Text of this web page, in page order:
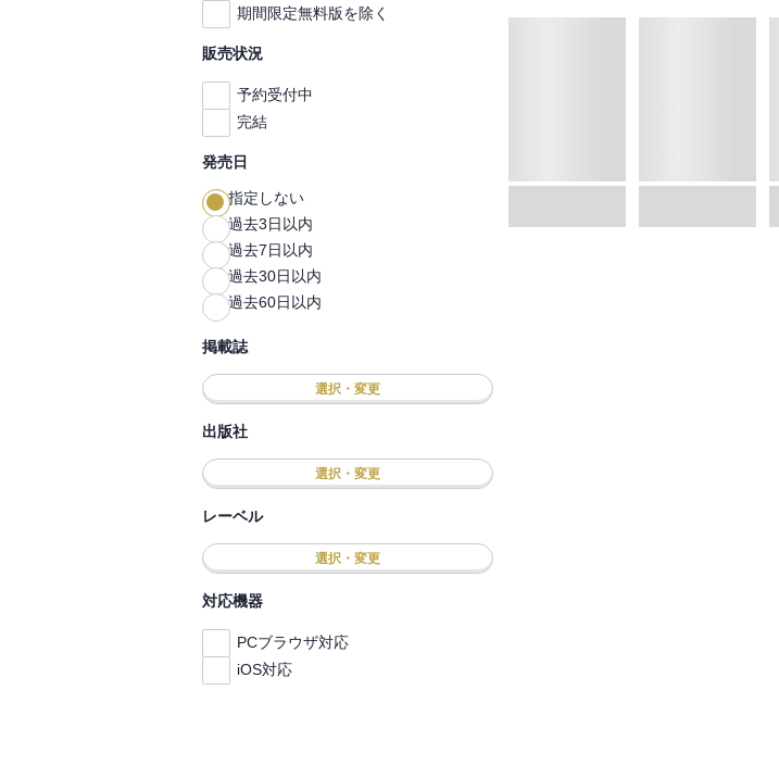
期間限定無料版を除く
販売状況
予約受付中
完結
発売日
指定しない
過去3日以内
過去7日以内
過去30日以内
過去60日以内
掲載誌
選択・変更
出版社
選択・変更
レーベル
選択・変更
対応機器
PCブラウザ対応
iOS対応